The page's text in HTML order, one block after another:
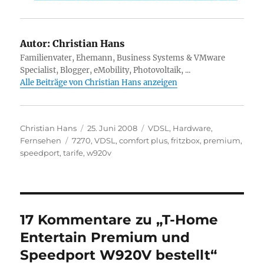
Autor: Christian Hans
Familienvater, Ehemann, Business Systems & VMware
Specialist, Blogger, eMobility, Photovoltaik, ...
Alle Beiträge von Christian Hans anzeigen
Autor
Christian Hans
Veröffentlicht
am
25. Juni 2008 Kategorien
VDSL , Hardware,
Fernsehen
Schlagwörter
7270,VDSL ,comfort plus,fritzbox, premium,
speedport,tarife,w920v
17 Kommentare zu „T-Home
Entertain Premium und
Speedport W920V bestellt“